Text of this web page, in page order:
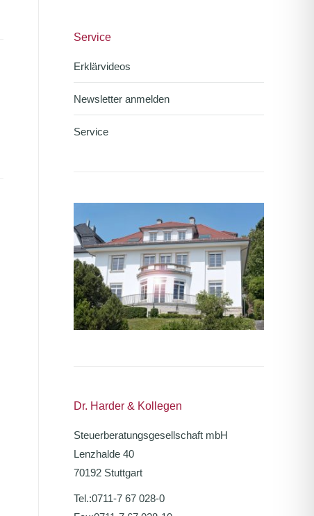
Service
Erklärvideos
Newsletter anmelden
Service
Dr. Harder & Kollegen
Steuerberatungsgesellschaft mbH
Lenzhalde 40
70192 Stuttgart
Tel.:0711-7 67 028-0